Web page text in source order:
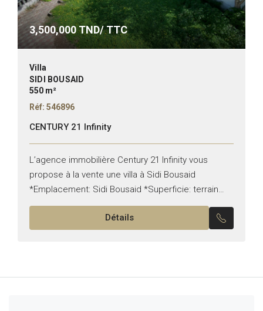
3,500,000TND/ TTC
Villa
SIDI BOUSAID
550 m²
Réf: 546896
CENTURY 21 Infinity
L’agence immobilière Century 21 Infinity vous
propose à la vente une villa à Sidi Bousaid
*Emplacement: Sidi Bousaid *Superficie: terrain
912 m² / Bâti 550m² Pour plus d’informations,
veuillez nous contacter sur...
Détails